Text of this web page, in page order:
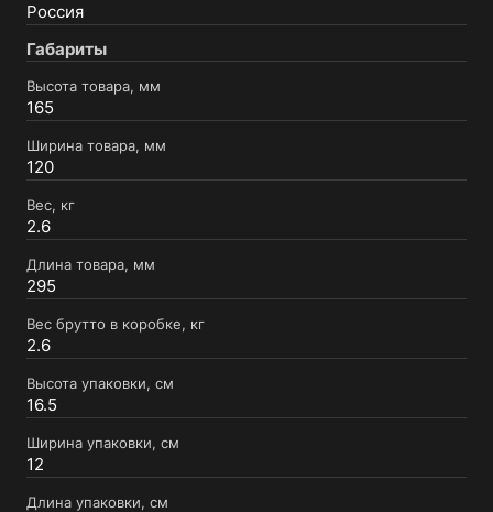
Россия
Габариты
Высота товара, мм
165
Ширина товара, мм
120
Вес, кг
2.6
Длина товара, мм
295
Вес брутто в коробке, кг
2.6
Высота упаковки, см
16.5
Ширина упаковки, см
12
Длина упаковки, см